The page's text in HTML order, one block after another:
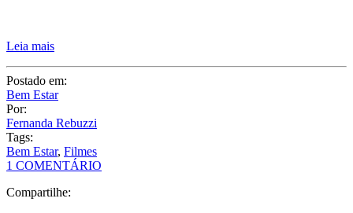
Leia mais
Postado em:
Bem Estar
Por:
Fernanda Rebuzzi
Tags:
Bem Estar, Filmes
1 COMENTÁRIO
Compartilhe: